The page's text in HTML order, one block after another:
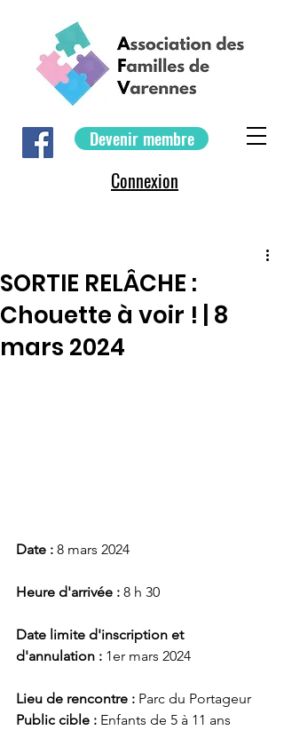
Devenir membre
Connexion
SORTIE RELÂCHE :
Chouette à voir ! | 8
mars 2024
Date : 8 mars 2024
Heure d'arrivée : 8 h 30
Date limite d'inscription et
d'annulation : 1er mars 2024
Lieu de rencontre : Parc du Portageur
Public cible : Enfants de 5 à 11 ans